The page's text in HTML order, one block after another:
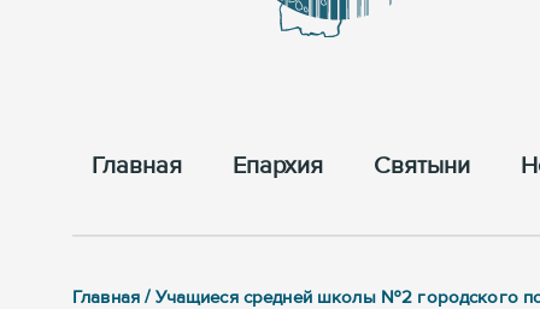
Главная Епархия Cвятыни
Главная / Учащиеся средней школы №2 городского